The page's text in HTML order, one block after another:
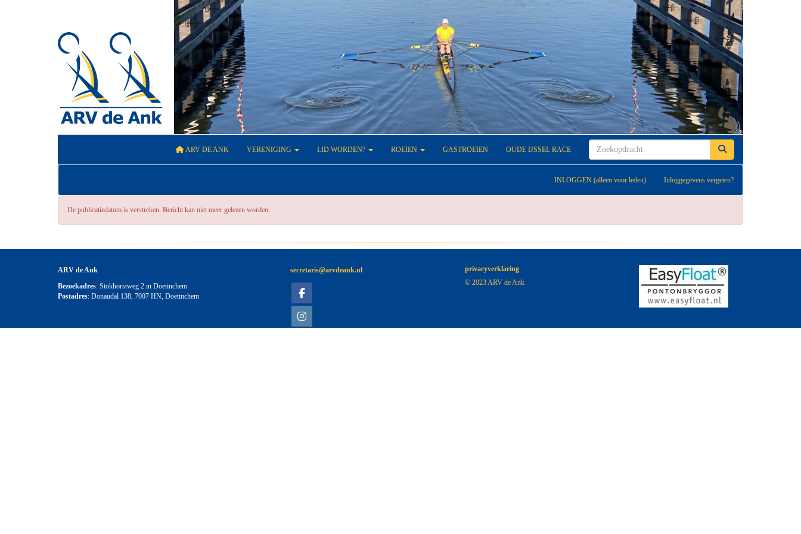
ARV DE ANK VERENIGING LID WORDEN? ROEIEN GASTROEIEN OUDE IJSSEL RACE
INLOGGEN (alleen voor leden) Inloggegevens vergeten?
De publicatiedatum is verstreken. Bericht kan niet meer gelezen worden.
ARV de Ank
Bezoekadres: Stokhorstweg 2 in Doetinchem
Postadres: Donaudal 138, 7007 HN, Doetinchem
siraterces@arvdeank.nl
privacyverklaring
© 2023 ARV de Ank